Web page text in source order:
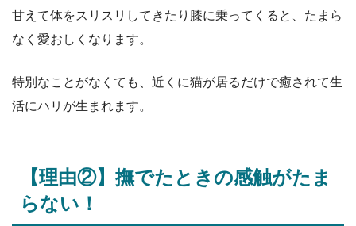
甘えて体をスリスリしてきたり膝に乗ってくると、たまら
なく愛おしくなります。
特別なことがなくても、近くに猫が居るだけで癒されて生
活にハリが生まれます。
【理由②】撫でたときの感触がたま
らない！